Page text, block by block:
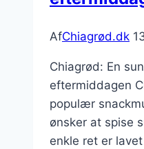
AfChiagrød.dk
Chiagrød: En
eftermiddagen
populær
ønsker at spise
enkle ret er